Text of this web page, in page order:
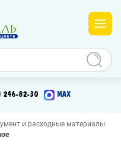
246-82-30 MAX
и расходные материалы